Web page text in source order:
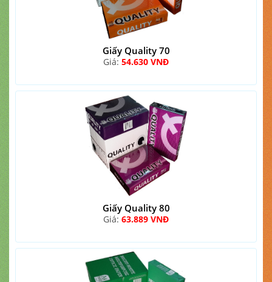
Giấy Quality 70
Giá: 54.630 VNĐ
Giấy Quality 80
Giá: 63.889 VNĐ